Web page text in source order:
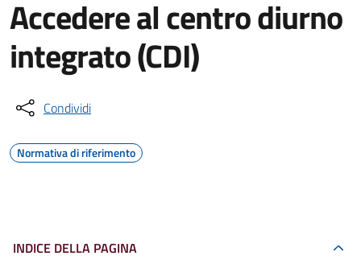
Accedere al centro diurno
integrato (CDI)
Condividi
Normativa di riferimento
INDICE DELLA PAGINA